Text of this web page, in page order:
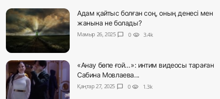
Адам қайтыс болған соң, оның денесі мен
жанына не болады?
Мамыр 26, 2025 chat_bubble 0 visibility 3.4k
«Анау бөпе ғой…»: интим видеосы тараған
Сабина Мовлаева...
Қаңтар 27, 2025 chat_bubble 0 visibility 1.3k